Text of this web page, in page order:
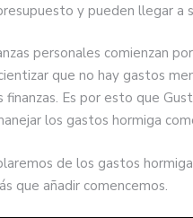
y pueden llegar a
personales comienzan
que no hay gastos
finanzas. Es por esto que
los gastos hormiga
de los gastos
que añadir comencemos.